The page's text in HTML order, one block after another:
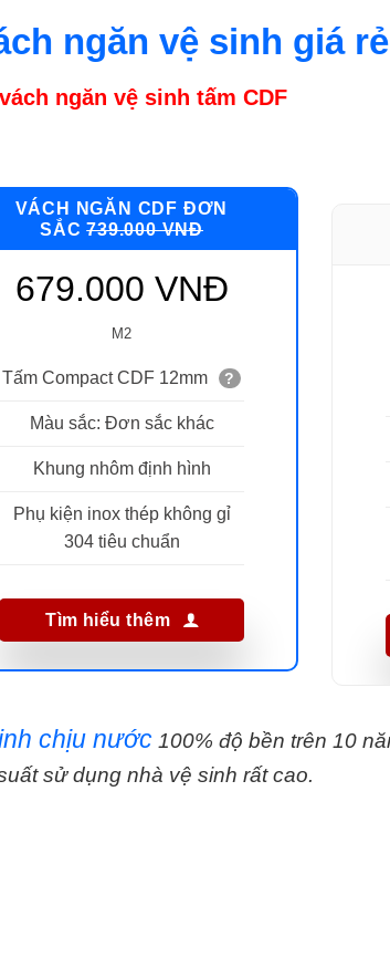
ngăn vệ sinh giá
ngăn vệ sinh tấm CDF
VÁCH NGĂN CDF ĐƠN
SẮC739.000 VNĐ
679.000 VNĐ
M2
Tấm Compact CDF 12mm ?
Màu sắc: Đơn sắc khác
Khung nhôm định hình
Phụ kiện inox thép không gỉ
304 tiêu chuẩn
Tìm hiểu thêm
chịu nước 100% độ bền trên 10
sử dụng nhà vệ sinh rất cao.